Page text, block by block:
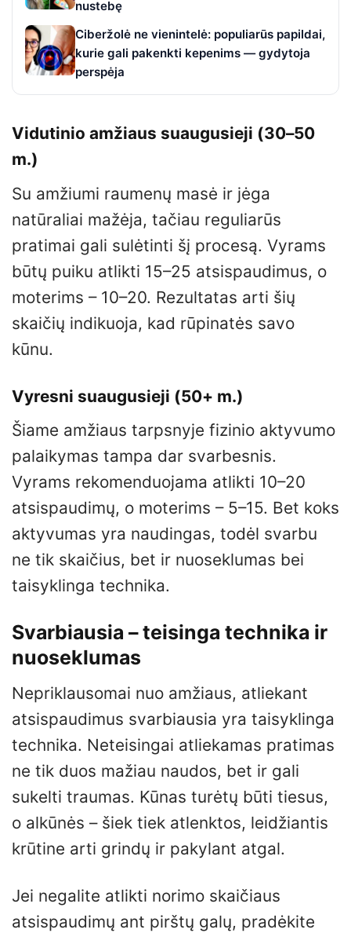
nustebę
Ciberžolė ne vienintelė: populiarūs papildai,
kurie gali pakenkti kepenims — gydytoja
perspėja
Vidutinio amžiaus suaugusieji (30–50
m.)
Su amžiumi raumenų masė ir jėga
natūraliai mažėja, tačiau reguliarūs
pratimai gali sulėtinti šį procesą. Vyrams
būtų puiku atlikti 15–25 atsispaudimus, o
moterims – 10–20. Rezultatas arti šių
skaičių indikuoja, kad rūpinatės savo
kūnu.
Vyresni suaugusieji (50+ m.)
Šiame amžiaus tarpsnyje fizinio aktyvumo
palaikymas tampa dar svarbesnis.
Vyrams rekomenduojama atlikti 10–20
atsispaudimų, o moterims – 5–15. Bet koks
aktyvumas yra naudingas, todėl svarbu
ne tik skaičius, bet ir nuoseklumas bei
taisyklinga technika.
Svarbiausia – teisinga technika ir
nuoseklumas
Nepriklausomai nuo amžiaus, atliekant
atsispaudimus svarbiausia yra taisyklinga
technika. Neteisingai atliekamas pratimas
ne tik duos mažiau naudos, bet ir gali
sukelti traumas. Kūnas turėtų būti tiesus,
o alkūnės – šiek tiek atlenktos, leidžiantis
krūtine arti grindų ir pakylant atgal.
Jei negalite atlikti norimo skaičiaus
atsispaudimų ant pirštų galų, pradėkite